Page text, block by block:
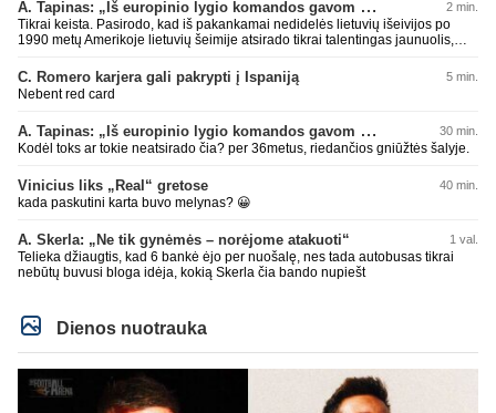
A. Tapinas: „Iš europinio lygio komandos gavom gerų pamokų“ 2 min.
Tikrai keista. Pasirodo, kad iš pakankamai nedidelės lietuvių išeivijos po
1990 metų Amerikoje lietuvių šeimije atsirado tikrai talentingas jaunuolis,
fiziškai, kurio nepastumsi kaip Golubicko, t. y. gerai išsilaikantis ant kojų
kovoje, dar ir antrame aukšte neblogai atrodantis, greitai priimantis
dažniausiai teisingus sprendimus, ir dar turintis neblogą greitį. O Lietuvoje
aukštesnio lygio žaidėjų rimtos rinktinės nesulipdysi...
C. Romero karjera gali pakrypti į Ispaniją 5 min.
Nebent red card
A. Tapinas: „Iš europinio lygio komandos gavom gerų pamokų“ 30 min.
Kodėl toks ar tokie neatsirado čia? per 36metus, riedančios gniūžtės šalyje.
Vinicius liks „Real“ gretose 40 min.
kada paskutini karta buvo melynas? 😀
A. Skerla: „Ne tik gynėmės – norėjome atakuoti“ 1 val.
Telieka džiaugtis, kad 6 bankė ėjo per nuošalę, nes tada autobusas tikrai
nebūtų buvusi bloga idėja, kokią Skerla čia bando nupiešt
Dienos nuotrauka